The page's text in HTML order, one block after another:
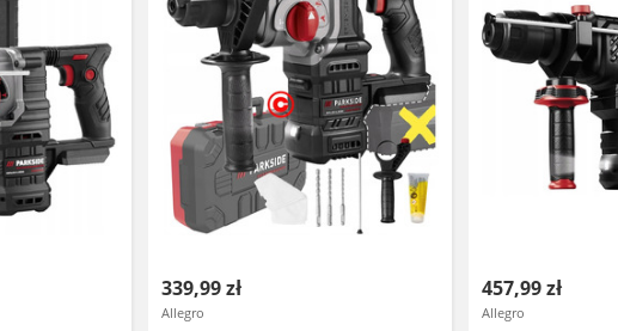
339,99 zł
Allegro
457,99 zł
Allegro